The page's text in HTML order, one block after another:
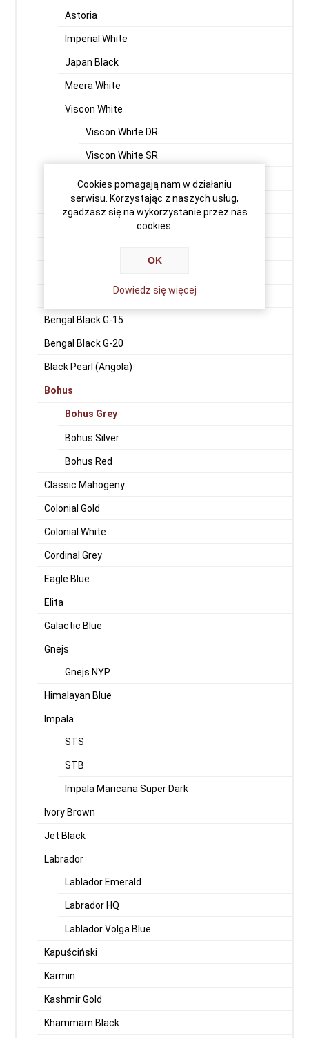
Astoria
Imperial White
Japan Black
Meera White
Viscon White
Viscon White DR
Viscon White SR
Viscon Super White
Vizag Blue (Vergin Rock - Orion)
Bengal Black G-15
Bengal Black G-20
Black Pearl (Angola)
Bohus
Bohus Grey
Bohus Silver
Bohus Red
Classic Mahogeny
Colonial Gold
Colonial White
Cordinal Grey
Eagle Blue
Elita
Galactic Blue
Gnejs
Gnejs NYP
Himalayan Blue
Impala
STS
STB
Impala Maricana Super Dark
Ivory Brown
Jet Black
Labrador
Lablador Emerald
Labrador HQ
Lablador Volga Blue
Kapuściński
Karmin
Kashmir Gold
Khammam Black
Cookies pomagają nam w działaniu
serwisu. Korzystając z naszych usług,
zgadzasz się na wykorzystanie przez nas
cookies.
OK
Dowiedz się więcej